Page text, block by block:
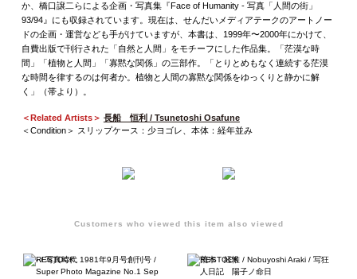
か、橋口譲二らによる企画・写真集『Face of Humanity - 写真「人間の街」
93/94』にも収録されています。現在は、せんだいメディアテークのアートノー
ドの企画・運営なども手がけていますが、本書は、1999年〜2000年にかけて、
自費出版で刊行された「自然と人間」をモチーフにした作品集。「茫漠な時
間」「植物と人間」「寡黙な関係」の三部作。「とりとめもなく連続する茫漠
な時間を律するのは何者か。植物と人間の寡黙な関係をゆっくりと静かに解
く」（帯より）。
＜Related Artists＞ 長船 恒利 / Tsunetoshi Osafune
＜Condition＞ スリップケース：少ヨゴレ、本体：経年並み
Customers who viewed this item also viewed